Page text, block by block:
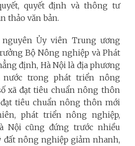
quyết định và thông tư
thảo văn bản.
nguyên Ủy viên Trung ương
Bộ Nông nghiệp và Phát
định, Hà Nội là địa phương
trong phát triển nông
xã đạt tiêu chuẩn nông thôn
tiêu chuẩn nông thôn mới
phát triển nông nghiệp,
Nội cũng đứng trước nhiều
nông nghiệp giảm nhanh,